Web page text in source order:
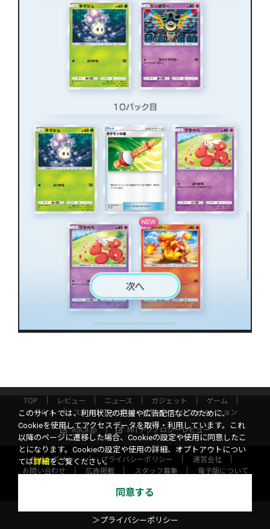
TOP レビュー ニュース ガジェット
ゲーム
グルメ
スタートアップ ICT
インフォメーション
ASCII.jp
MITテクノロジーレビュー
サイトポリシー プライバシーポリシー
運営会社
お問い合わせ
広告掲載 スタッフ募集
電子版について
©KADOKAWA ASCII Research Laboratories, Inc. 2026
このサイトでは、利用状況の把握や広告配信などのために、
Cookieを使用してアクセスデータを取得・利用しています。これ
以降のページに遷移した場合、Cookieの設定や使用に同意したこ
とになります。Cookieの設定や使用の詳細、オプトアウトについ
ては詳細をご覧ください。
同意する
＞プライバシーポリシー